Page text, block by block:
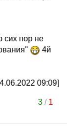
сих пор не
4й
09:09]
3/ 1